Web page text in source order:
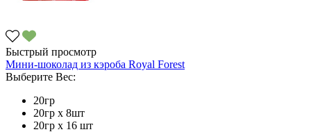
Быстрый просмотр
Мини-шоколад из кэроба Royal Forest
Выберите Вес:
20гр
20гр x 8шт
20гр х 16 шт